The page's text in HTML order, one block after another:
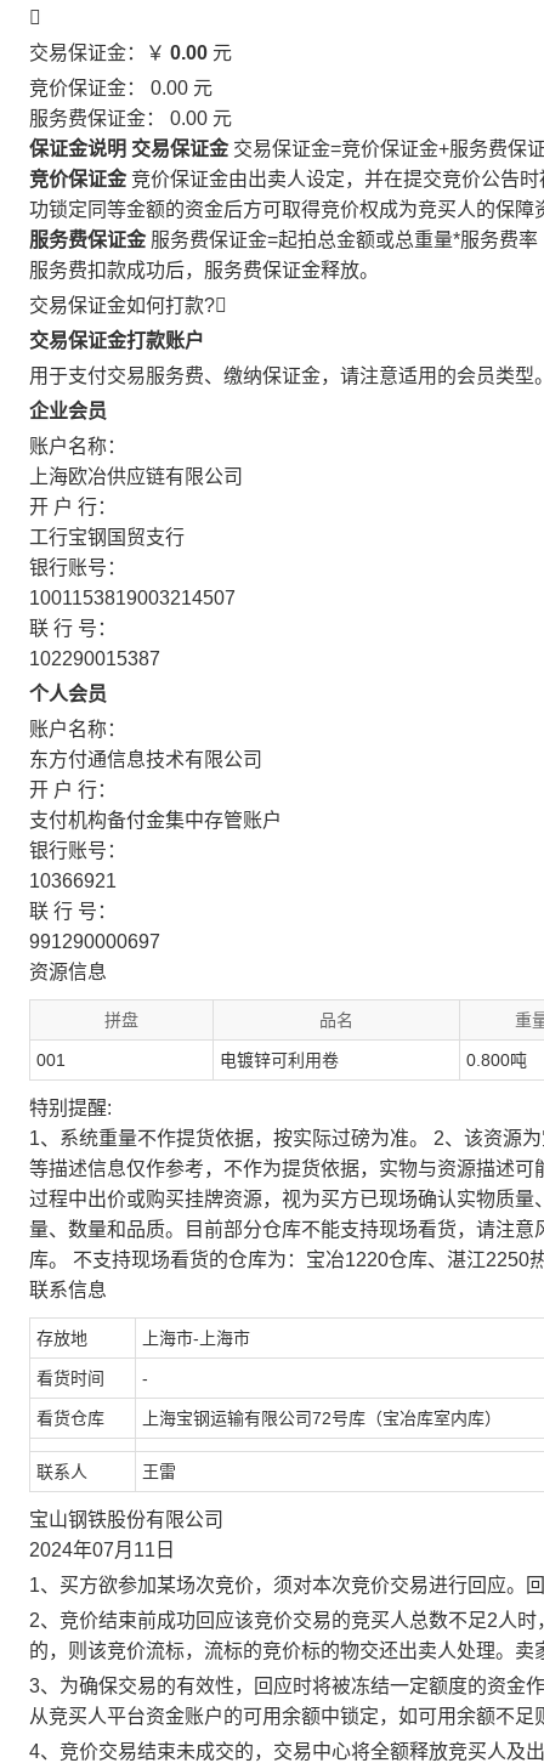

交易保证金：￥ 0.00 元
竞价保证金： 0.00 元
服务费保证金： 0.00 元
保证金说明 交易保证金 交易保证金=竞价保证金+服务费保
竞价保证金 竞价保证金由出卖人设定，并在提交竞价公告
功锁定同等金额的资金后方可取得竞价权成为竞买人的保障
服务费保证金 服务费保证金=起拍总金额或总重量*服务费率
服务费扣款成功后，服务费保证金释放。
交易保证金如何打款?
交易保证金打款账户
用于支付交易服务费、缴纳保证金，请注意适用的会员类型
企业会员
账户名称：
上海欧冶供应链有限公司
开 户 行：
工行宝钢国贸支行
银行账号：
1001153819003214507
联 行 号：
102290015387
个人会员
账户名称：
东方付通信息技术有限公司
开 户 行：
支付机构备付金集中存管账户
银行账号：
10366921
联 行 号：
991290000697
资源信息
拼盘 品名 重
001 电镀锌可利用卷 0.800吨
特别提醒:
1、系统重量不作提货依据，按实际过磅为准。 2、该资源
等描述信息仅作参考，不作为提货依据，实物与资源描述
过程中出价或购买挂牌资源，视为买方已现场确认实物质
量、数量和品质。目前部分仓库不能支持现场看货，请注
库。 不支持现场看货的仓库为：宝冶1220仓库、湛江2250
联系信息
存放地 上海市-上海市
看货时间 -
看货仓库 上海宝钢运输有限公司72号库（宝冶库室内库）
联系人 王雷
宝山钢铁股份有限公司
2024年07月11日
1、买方欲参加某场次竞价，须对本次竞价交易进行回应。
2、竞价结束前成功回应该竞价交易的竞买人总数不足2人
的，则该竞价流标，流标的竞价标的物交还出卖人处理。
3、为确保交易的有效性，回应时将被冻结一定额度的资金
从竞买人平台资金账户的可用余额中锁定，如可用余额不足
4、竞价交易结束未成交的，交易中心将全额释放竞买人及